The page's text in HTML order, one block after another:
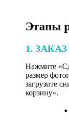
Этапы
1. ЗАКАЗ
Нажмите
размер
загрузите
корзину».